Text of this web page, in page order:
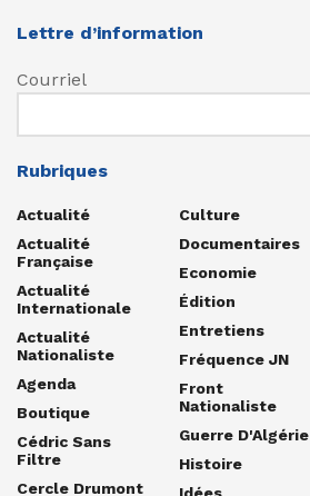
Lettre d’information
Courriel
Rubriques
Actualité
Actualité
Française
Actualité
Internationale
Actualité
Nationaliste
Agenda
Boutique
Cédric Sans
Filtre
Cercle Drumont
Culture
Documentaires
Economie
Édition
Entretiens
Fréquence JN
Front
Nationaliste
Guerre D'Algérie
Histoire